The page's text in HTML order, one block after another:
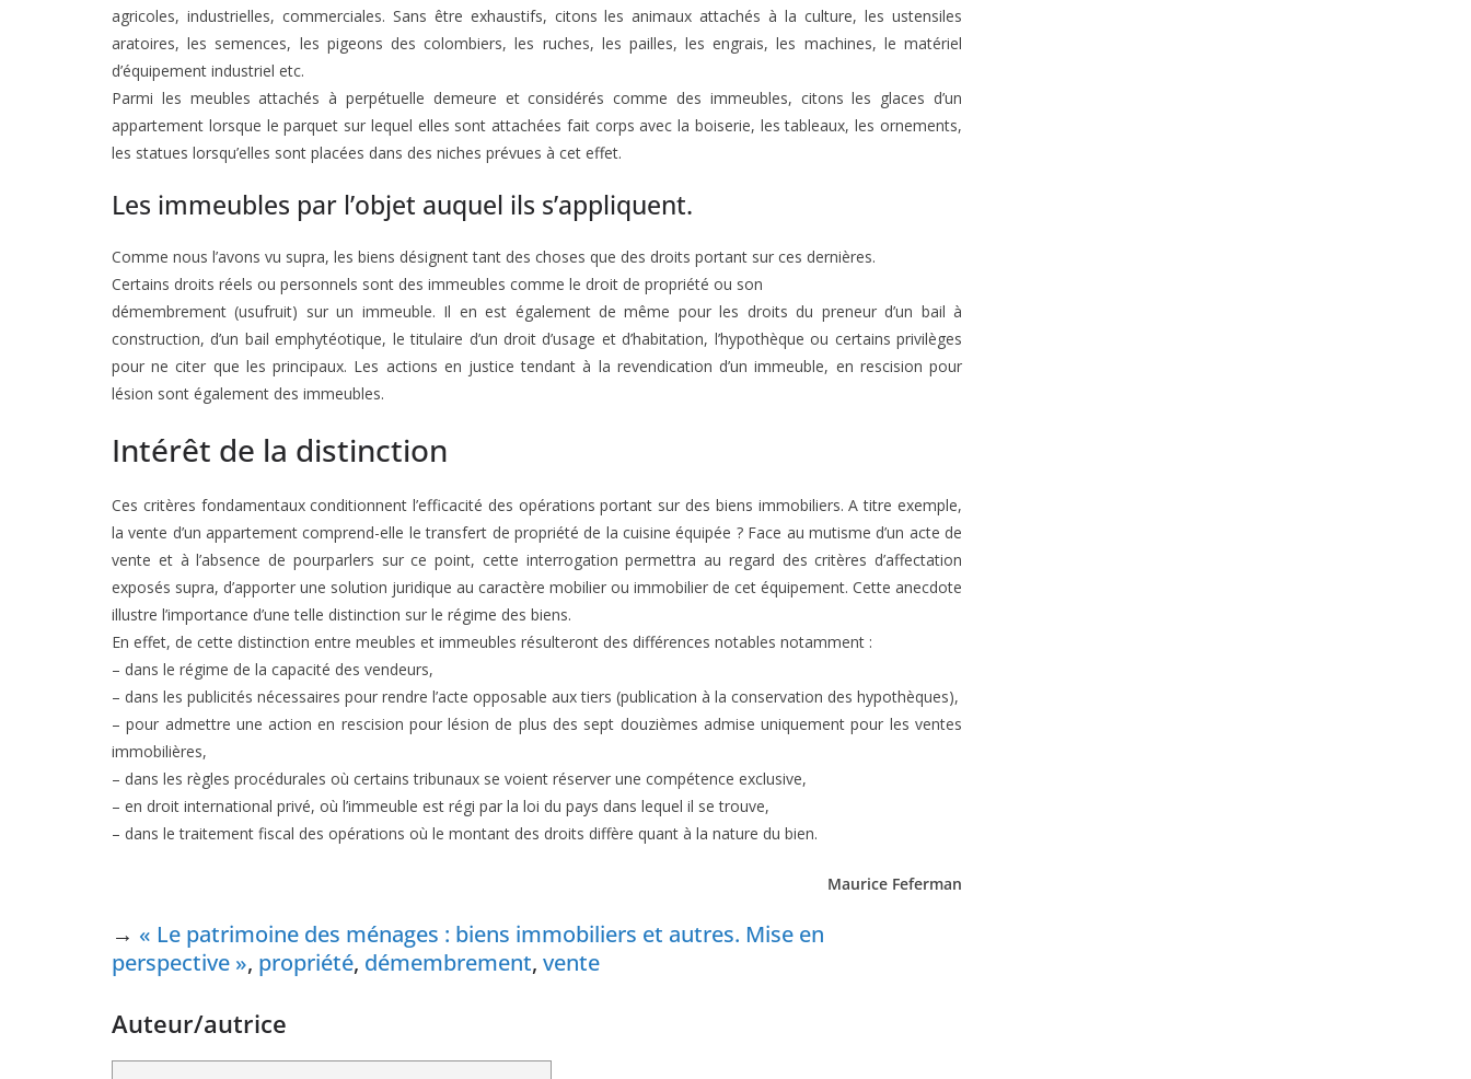
agricoles, industrielles, commerciales. Sans être exhaustifs, citons les animaux attachés à la culture, les ustensiles
aratoires, les semences, les pigeons des colombiers, les ruches, les pailles, les engrais, les machines, le matériel
d’équipement industriel etc.
Parmi les meubles attachés à perpétuelle demeure et considérés comme des immeubles, citons les glaces d’un
appartement lorsque le parquet sur lequel elles sont attachées fait corps avec la boiserie, les tableaux, les ornements,
les statues lorsqu’elles sont placées dans des niches prévues à cet effet.
Les immeubles par l’objet auquel ils s’appliquent.
Comme nous l’avons vu supra, les biens désignent tant des choses que des droits portant sur ces dernières.
Certains droits réels ou personnels sont des immeubles comme le droit de propriété ou son
démembrement (usufruit) sur un immeuble. Il en est également de même pour les droits du preneur d’un bail à
construction, d’un bail emphytéotique, le titulaire d’un droit d’usage et d’habitation, l’hypothèque ou certains privilèges
pour ne citer que les principaux. Les actions en justice tendant à la revendication d’un immeuble, en rescision pour
lésion sont également des immeubles.
Intérêt de la distinction
Ces critères fondamentaux conditionnent l’efficacité des opérations portant sur des biens immobiliers. A titre exemple,
la vente d’un appartement comprend-elle le transfert de propriété de la cuisine équipée ? Face au mutisme d’un acte de
vente et à l’absence de pourparlers sur ce point, cette interrogation permettra au regard des critères d’affectation
exposés supra, d’apporter une solution juridique au caractère mobilier ou immobilier de cet équipement. Cette anecdote
illustre l’importance d’une telle distinction sur le régime des biens.
En effet, de cette distinction entre meubles et immeubles résulteront des différences notables notamment :
– dans le régime de la capacité des vendeurs,
– dans les publicités nécessaires pour rendre l’acte opposable aux tiers (publication à la conservation des hypothèques),
– pour admettre une action en rescision pour lésion de plus des sept douzièmes admise uniquement pour les ventes
immobilières,
– dans les règles procédurales où certains tribunaux se voient réserver une compétence exclusive,
– en droit international privé, où l’immeuble est régi par la loi du pays dans lequel il se trouve,
– dans le traitement fiscal des opérations où le montant des droits diffère quant à la nature du bien.
Maurice Feferman
→ « Le patrimoine des ménages : biens immobiliers et autres. Mise en
perspective », propriété, démembrement, vente
Auteur/autrice